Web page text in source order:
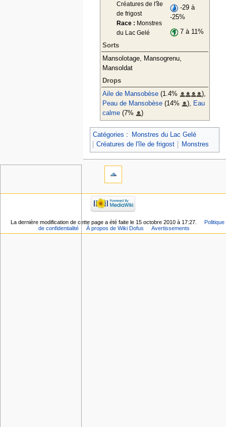
Créatures de l'île
de frigost
Race : Monstres
du Lac Gelé
-29 à
-25%
7 à 11%
Sorts
Mansolotage, Mansogrenu,
Mansoldat
Drops
Aile de Mansobèse(1.4%
),
Peau de Mansobèse(14% ), Eau
calme(7% )
Catégories :
Monstres du Lac Gelé
Créatures de l'île de frigost
Monstres
La dernière modification de cette page a été faite le 15 octobre 2010 à 17:27.
Politique
de confidentialité
À propos de Wiki Dofus Avertissements